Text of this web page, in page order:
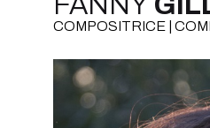
COMPOSITRICE |